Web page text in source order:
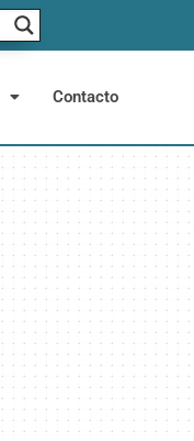
Contacto